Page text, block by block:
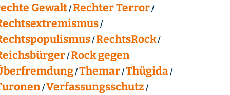
Gewalt Rechter Terror
RechtsRock
Rock gegen
Themar Thügida
Verfassungsschutz